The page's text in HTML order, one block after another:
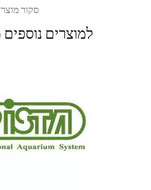
סקור
למוצרים